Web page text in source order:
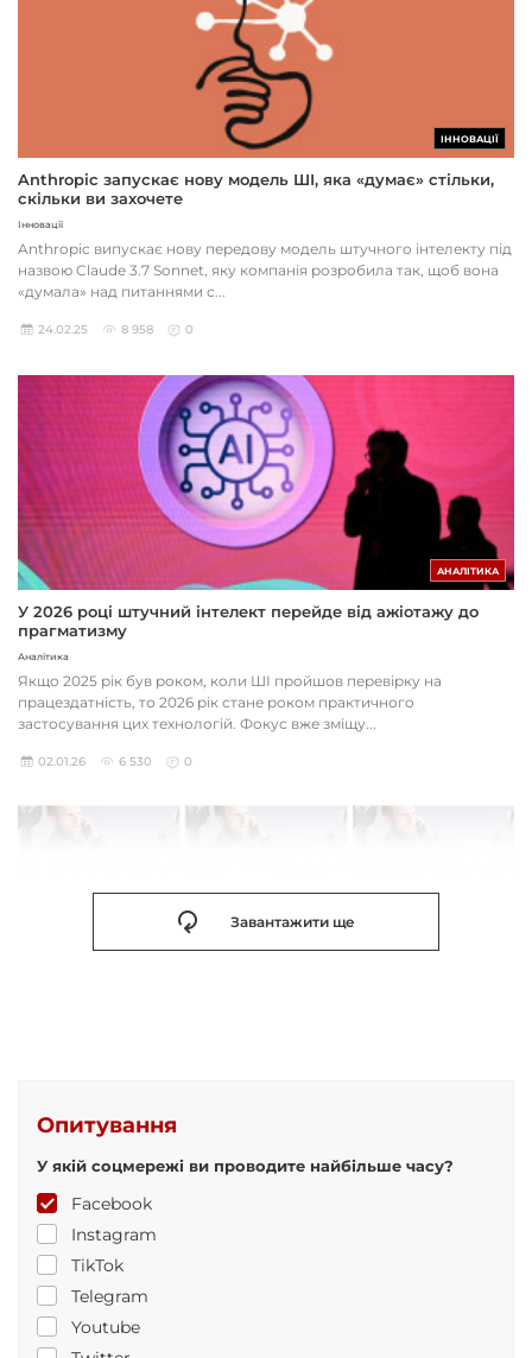
ІННОВАЦІЇ
Anthropic запускає нову модель ШІ, яка «думає» стільки,
скільки ви захочете
Інновації
Anthropic випускає нову передову модель штучного інтелекту під
назвою Claude 3.7 Sonnet, яку компанія розробила так, щоб вона
«думала» над питаннями с...
24.02.25 8 958 0
АНАЛІТИКА
У 2026 році штучний інтелект перейде від ажіотажу до
прагматизму
Аналітика
Якщо 2025 рік був роком, коли ШІ пройшов перевірку на
працездатність, то 2026 рік стане роком практичного
застосування цих технологій. Фокус вже зміщу...
02.01.26 6 530 0
Завантажити ще
Опитування
У якій соцмережі ви проводите найбільше часу?
Facebook
Instagram
TikTok
Telegram
Youtube